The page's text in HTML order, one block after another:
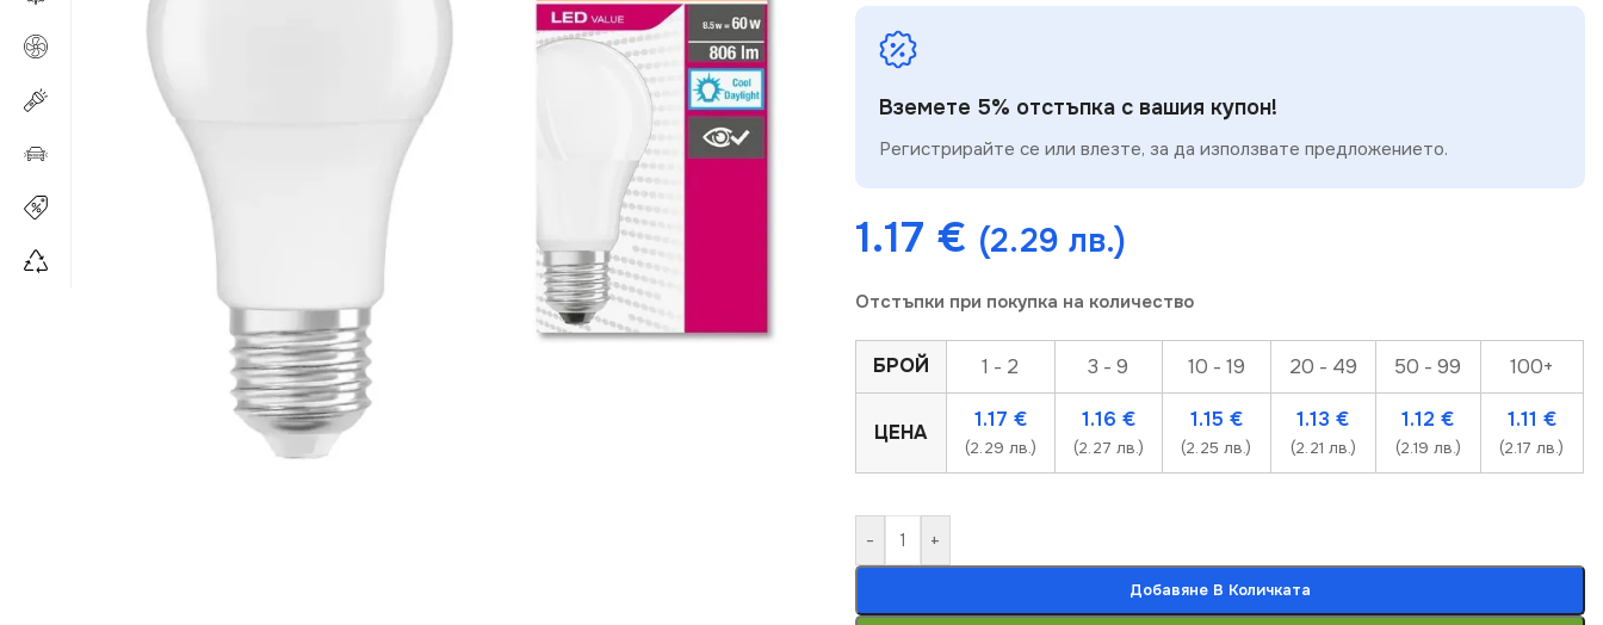
Вземете 5% отстъпка с вашия купон!
Регистрирайте се или влезте, за да използвате предложението.
1.17 € (2.29 лв.)
Отстъпки при покупка на количество
БРОЙ 1 - 2 3 - 9 10 - 19 20 - 49 50 - 99 100+
ЦЕНА
1.17 €
(2.29 лв.)
1.16 €
(2.27 лв.)
1.15 €
(2.25 лв.)
1.13€
(2.21 лв.)
1.12€
(2.19 лв.)
1.11 €
(2.17 лв.)
- +
Добавяне В Количката